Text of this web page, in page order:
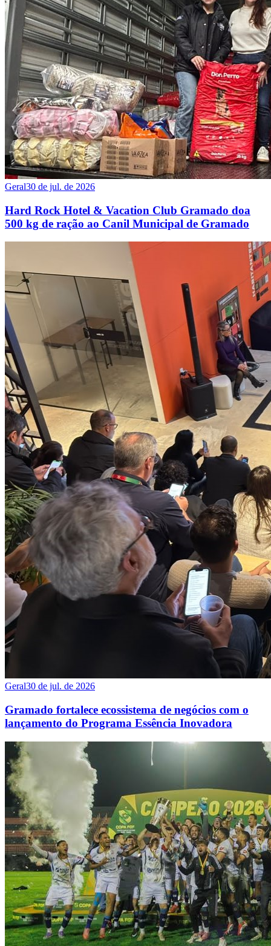
Geral30 de jul. de 2026
Hard Rock Hotel & Vacation Club Gramado doa
500 kg de ração ao Canil Municipal de Gramado
Geral30 de jul. de 2026
Gramado fortalece ecossistema de negócios com o
lançamento do Programa Essência Inovadora